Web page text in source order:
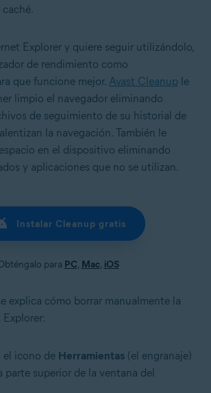
Explorer y quiere seguir utilizándolo,
de rendimiento como
que funcione mejor. Avast Cleanup le
limpio el navegador eliminando
de seguimiento de su historial de
la navegación. También le
en el dispositivo eliminando
y aplicaciones que no se utilizan.
Instalar Cleanup gratis
para PC, Mac, iOS
explica cómo borrar manualmente la
el icono de Herramientas (el engranaje)
parte superior de la ventana del